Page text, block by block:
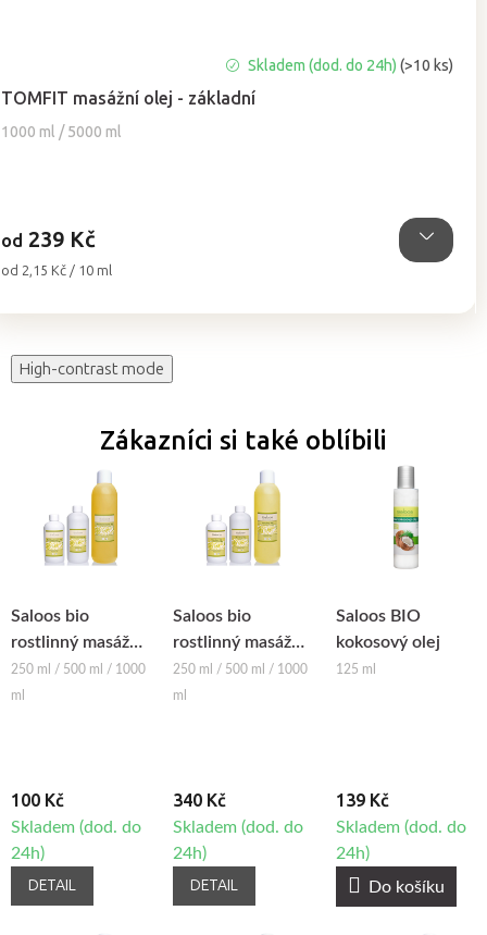
TOMFIT masážní olej - základní
1000 ml / 5000 ml
produktu
je
Skladem (dod. do 24h)(>10 ks)
od 239 Kč
Měrná
od 2,15 Kč / 10 ml
High-contrast mode
Zákazníci si také oblíbili
Saloos bio
rostlinný masážní
olej -
SLUNEČNICOVÝ
250 ml / 500 ml / 1000
ml
100 Kč
Skladem (dod. do
24h)
DETAIL
Saloos bio
rostlinný masážní
olej -
MANDLOVÝ
250 ml / 500 ml / 1000
ml
340 Kč
Skladem (dod. do
24h)
DETAIL
Saloos BIO
kokosový olej
125 ml
139 Kč
Skladem (dod. do
24h)
Do košíku